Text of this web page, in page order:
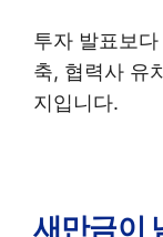
투자 발표보
축, 협력사 유
지입니다.
새만금이